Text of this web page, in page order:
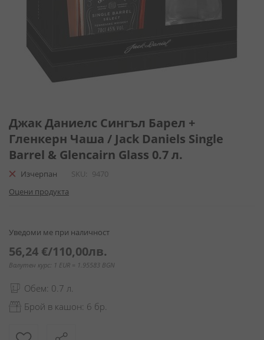
към
началото
на
галерия
снимки
Джак Даниелс Сингъл Барел +
Гленкерн Чаша / Jack Daniels Single
Barrel & Glencairn Glass 0.7 л.
Изчерпан SKU
9470
Оцени продукта
Уведоми ме при наличност
56,24 €/110,00лв.
Валутен курс: 1 EUR = 1.95583 BGN
Обем: 0.7 л.
Брой в кашон: 6 бр.